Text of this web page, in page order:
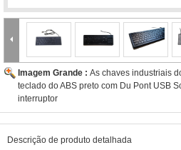
Imagem Grande : As chaves industriais
teclado do ABS preto com Du Pont USB
interruptor
Descrição de produto detalhada